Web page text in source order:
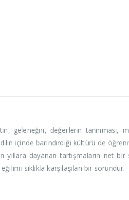
geleneğin, değerlerin tanınması,
içinde barındırdığı kültürü de
dayanan tartışmaların net bir
sıklıkla karşılaşılan bir sorundur.